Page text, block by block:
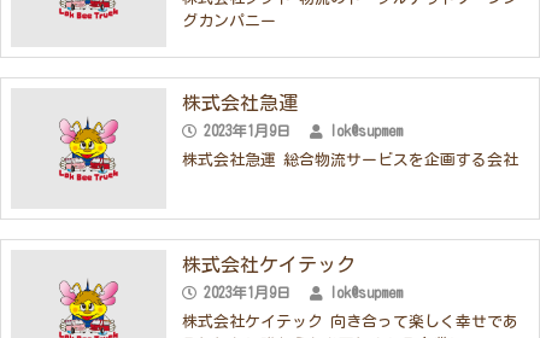
グカンパニー
株式会社急運
2023年1月9日 lok@supmem
株式会社急運 総合物流サービスを企画する会社
株式会社ケイテック
2023年1月9日 lok@supmem
株式会社ケイテック 向き合って楽しく幸せであ